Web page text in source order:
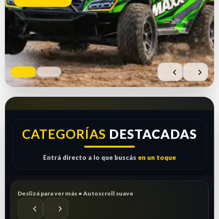
Comprar ahora Ver repuestos
CATEGORÍAS DESTACADAS
Entrá directo a lo que buscás en un toque
Deslizá para ver más • Autoscroll suave